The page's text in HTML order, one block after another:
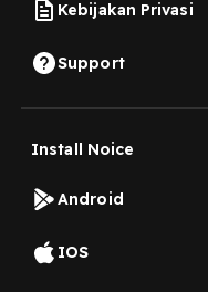
Kebijakan Privasi
Support
Install Noice
Android
IOS